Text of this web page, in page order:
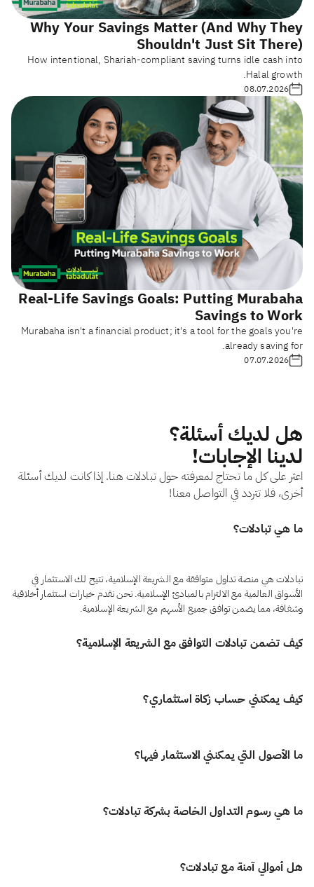
Why Your Savings Matter (And Why They
Shouldn't Just Sit There)
How intentional, Shariah-compliant saving turns idle cash into
Halal growth.
08.07.2026
Real-Life Savings Goals: Putting Murabaha
Savings to Work
Murabaha isn't a financial product; it's a tool for the goals you're
already saving for.
07.07.2026
هل لديك أسئلة؟
لدينا الإجابات!
اعثر على كل ما تحتاج لمعرفته حول تبادلات هنا. إذا كانت لديك أسئلة
أخرى، فلا تتردد في التواصل معنا!
ما هي تبادلات؟
تبادلات هي منصة تداول متوافقة مع الشريعة الإسلامية، تتيح لك الاستثمار في
الأسواق العالمية مع الالتزام بالمبادئ الإسلامية. نحن نقدم خيارات استثمار أخلاقية
وشفافة، مما يضمن توافق جميع الأسهم مع الشريعة الإسلامية.
كيف تضمن تبادلات التوافق مع الشريعة الإسلامية؟
نحن نلتزم بمعايير AAOIFI: المعيار العالمي في التمويل الإسلامي. هذا يضمن أن
كل صفقة على منصتنا تظل حلال تمامًا.
كيف يمكنني حساب زكاة استثماري؟
الزكاة ركن أساسي في الإسلام، لكن الكثير من المنصات لا توفر أدوات تساعد
المستثمرين على حسابها بدقة. نحن ندرك صعوبة حساب الزكاة عبر تنوّع الأصول
الاستثمارية أو لديك خبرة طويلة، نمنحك الوضوح والثقة لأداء واجبك الشرعي بكل
بساطة.
ما الأصول التي يمكنني الاستثمار فيها؟
تخطط تبادُلات لمنحك وصولًا إلى آلاف الأسهم وصناديق الاستثمار المتداولة
المتوافقة مع الشريعة عبر الأسواق العالمية، بما في ذلك الولايات المتحدة وكندا
بحيث تستثمر بثقة وطمأنينة في كل خطوة.
ما هي رسوم التداول الخاصة بشركة تبادلات؟
نحن في تبادلات نؤمن بأن الاستثمار يجب أن يكون عادلاً، شفافًا، وسهل الوصول
للجميع. لذلك، نفرض صفر رسوم تداول على الأسهم الأمريكية، بدون عمولات
هل أموالي آمنة مع تبادلات؟